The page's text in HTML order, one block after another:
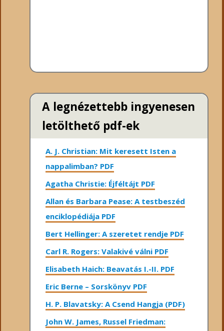
A legnézettebb ingyenesen
letölthető pdf-ek
A. J. Christian: Mit keresett Isten a
nappalimban? PDF
Agatha Christie: Éjféltájt PDF
Allan és Barbara Pease: A testbeszéd
enciklopédiája PDF
Bert Hellinger: A ​szeretet rendje PDF
Carl R. Rogers: Valakivé válni PDF
Elisabeth Haich: Beavatás I.-II. PDF
Eric Berne – Sorskönyv PDF
H. P. Blavatsky: A Csend Hangja (PDF)
John W. James, Russel Friedman: